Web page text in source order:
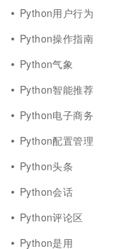
Python用户行为
Python操作指南
Python气象
Python智能推荐
Python电子商务
Python配置管理
Python头条
Python会话
Python评论区
Python是用